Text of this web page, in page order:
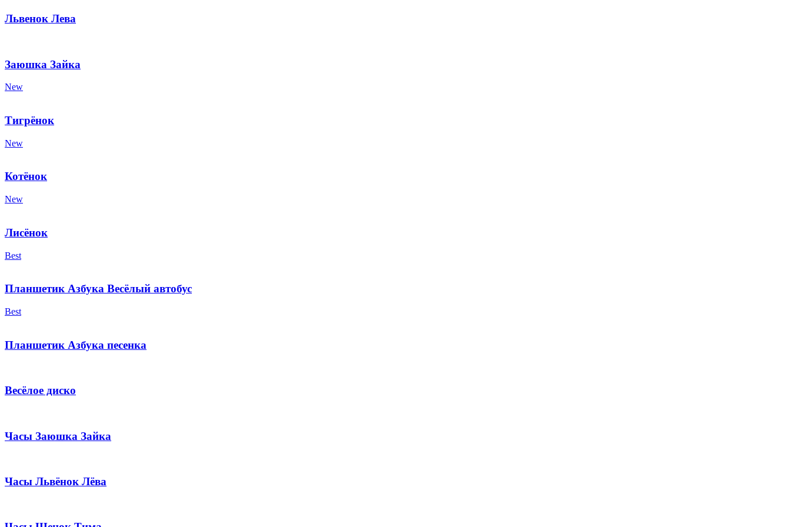
Львенок Лева
Заюшка Зайка
New
Тигрёнок
New
Котёнок
New
Лисёнок
Best
Планшетик Азбука Весёлый автобус
Best
Планшетик Азбука песенка
Весёлое диско
Часы Заюшка Зайка
Часы Львёнок Лёва